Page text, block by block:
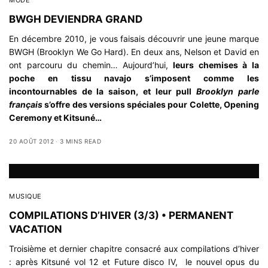
BWGH DEVIENDRA GRAND
En décembre 2010, je vous faisais découvrir une jeune marque
BWGH (Brooklyn We Go Hard). En deux ans, Nelson et David en
ont parcouru du chemin… Aujourd’hui, leurs chemises à la
poche en tissu navajo s’imposent comme les
incontournables de la saison, et leur pullBrooklyn parle
françaiss’offre des versions spéciales pour Colette, Opening
Ceremony et Kitsuné…
20 AOÛT 2012 3 MINS READ
MUSIQUE
COMPILATIONS D’HIVER (3/3) • PERMANENT
VACATION
Troisième et dernier chapitre consacré aux compilations d’hiver
: après Kitsuné vol 12 et Future disco IV, le nouvel opus du